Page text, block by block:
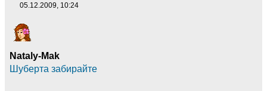
05.12.2009, 10:24
Nataly-Mak
Шуберта забирайте